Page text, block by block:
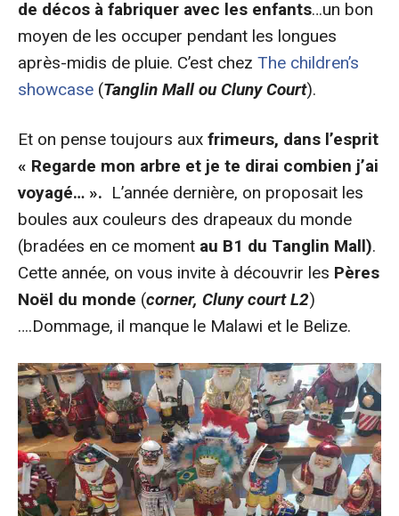
de décos à fabriquer avec les enfants…un bon
moyen de les occuper pendant les longues
après-midis de pluie. C’est chez The children’s
showcase (Tanglin Mall ou Cluny Court).
Et on pense toujours aux frimeurs, dans l’esprit
« Regarde mon arbre et je te dirai combien j’ai
voyagé… ». L’année dernière, on proposait les
boules aux couleurs des drapeaux du monde
(bradées en ce moment au B1 du Tanglin Mall).
Cette année, on vous invite à découvrir les Pères
Noël du monde (corner, Cluny court L2)
….Dommage, il manque le Malawi et le Belize.